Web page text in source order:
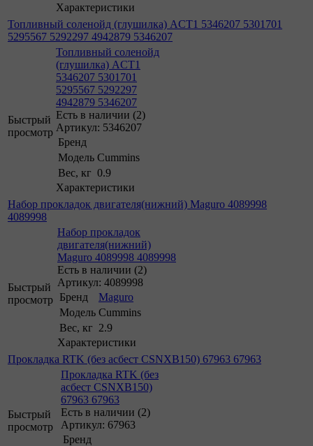
Характеристики
Топливный соленойд (глушилка) ACT1 5346207 5301701
5295567 5292297 4942879 5346207
Быстрый
просмотр
Топливный соленойд
(глушилка) ACT1
5346207 5301701
5295567 5292297
4942879 5346207
Есть в наличии (2)
Артикул: 5346207
Бренд
Модель Cummins
Вес, кг 0.9
Характеристики
Набор прокладок двигателя(нижний) Maguro 4089998
4089998
Быстрый
просмотр
Набор прокладок
двигателя(нижний)
Maguro 4089998 4089998
Есть в наличии (2)
Артикул: 4089998
Бренд
Maguro
Модель Cummins
Вес, кг 2.9
Характеристики
Прокладка RTK (без асбест CSNXB150) 67963 67963
Быстрый
просмотр
Прокладка RTK (без
асбест CSNXB150)
67963 67963
Есть в наличии (2)
Артикул: 67963
Бренд